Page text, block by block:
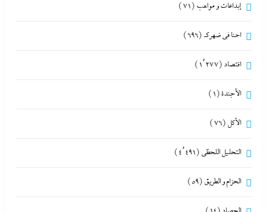
إبداعات و مواهب (71)
احنا في ضهرك (696)
اقتصاد (1٬277)
الأجندة(1)
الأكل (76)
التحليل اللحظي (4٬491)
الحزام و الطريق (59)